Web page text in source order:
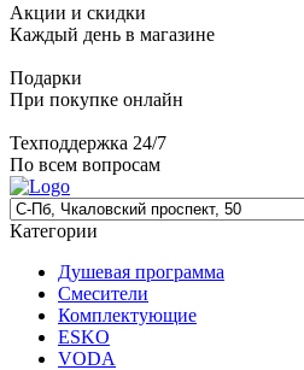
Акции и скидки
Каждый день в магазине
Подарки
При покупке онлайн
Техподдержка 24/7
По всем вопросам
Категории
Душевая программа
Смесители
Комплектующие
ESKO
VODA